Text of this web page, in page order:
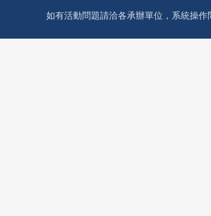
如有活動問題請洽各承辦單位，系統操